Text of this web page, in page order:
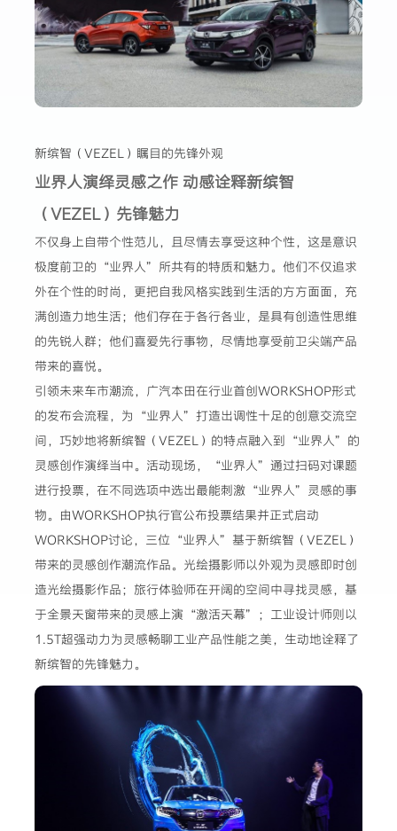
新缤智（VEZEL）瞩目的先锋外观
业界人演绎灵感之作 动感诠释新缤智
（VEZEL）先锋魅力
不仅身上自带个性范儿，且尽情去享受这种个性，这是意识
极度前卫的“业界人”所共有的特质和魅力。他们不仅追求
外在个性的时尚，更把自我风格实践到生活的方方面面，充
满创造力地生活；他们存在于各行各业，是具有创造性思维
的先锐人群；他们喜爱先行事物，尽情地享受前卫尖端产品
带来的喜悦。
引领未来车市潮流，广汽本田在行业首创WORKSHOP形式
的发布会流程，为“业界人”打造出调性十足的创意交流空
间，巧妙地将新缤智（VEZEL）的特点融入到“业界人”的
灵感创作演绎当中。活动现场，“业界人”通过扫码对课题
进行投票，在不同选项中选出最能刺激“业界人”灵感的事
物。由WORKSHOP执行官公布投票结果并正式启动
WORKSHOP讨论，三位“业界人”基于新缤智（VEZEL）
带来的灵感创作潮流作品。光绘摄影师以外观为灵感即时创
造光绘摄影作品；旅行体验师在开阔的空间中寻找灵感，基
于全景天窗带来的灵感上演“激活天幕”；工业设计师则以
1.5T超强动力为灵感畅聊工业产品性能之美，生动地诠释了
新缤智的先锋魅力。